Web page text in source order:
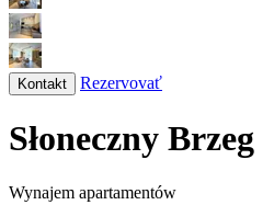
Kontakt Rezervovať
Słoneczny Brzeg
Wynajem apartamentów